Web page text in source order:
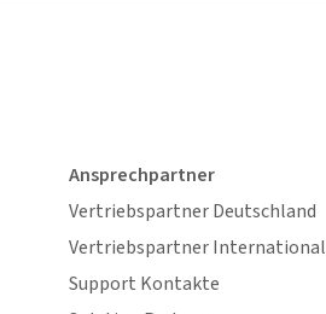
Ansprechpartner
Vertriebspartner Deutschland
Vertriebspartner International
Support Kontakte